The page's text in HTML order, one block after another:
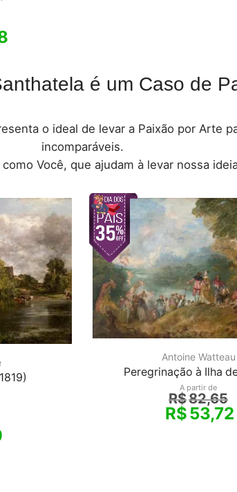
é um Caso de
o ideal de levar a Paixão por Arte
incomparáveis.
Você, que ajudam à levar nossa
Antoine Watteau
Peregrinação à Ilha
A partir de
R$82,65
R$53,72